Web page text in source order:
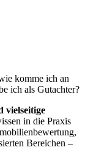
komme ich an
ich als Gutachter?
vielseitige
in die Praxis
Bereichen –